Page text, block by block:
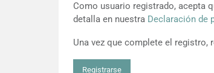
Como usuario registrado, acepta
detalla en nuestra Declaración de
Una vez que complete el
Registrarse